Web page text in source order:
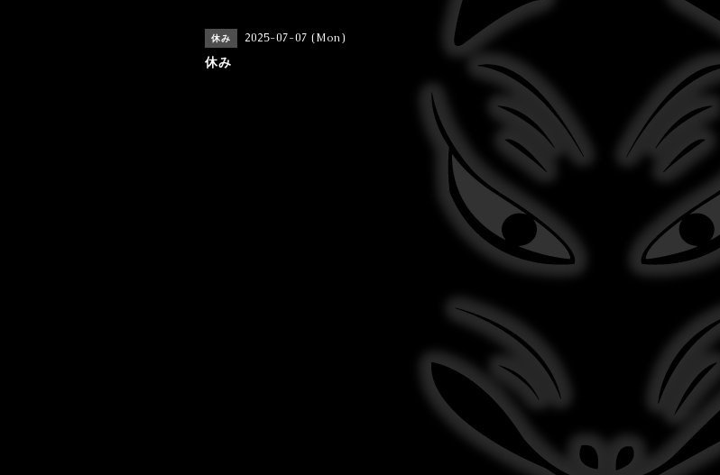
休み 2025-07-07 (Mon)
休み